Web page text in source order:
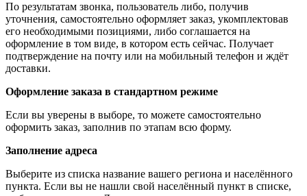
По результатам звонка, пользователь либо, получив
уточнения, самостоятельно оформляет заказ, укомплектовав
его необходимыми позициями, либо соглашается на
оформление в том виде, в котором есть сейчас. Получает
подтверждение на почту или на мобильный телефон и ждёт
доставки.
Оформление заказа в стандартном режиме
Если вы уверены в выборе, то можете самостоятельно
оформить заказ, заполнив по этапам всю форму.
Заполнение адреса
Выберите из списка название вашего региона и населённого
пункта. Если вы не нашли свой населённый пункт в списке,